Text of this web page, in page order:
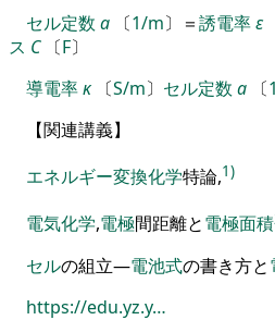
セル定数 a 〔1/m〕 ＝誘電率ε
ス C〔F〕
導電率κ 〔S/m〕 セル定数 a 〔
【関連講義】
エネルギー変換化学特論,1)
電気化学,電極間距離と電極面積
セルの組立―電池式の書き方と
https://edu.yz.y…